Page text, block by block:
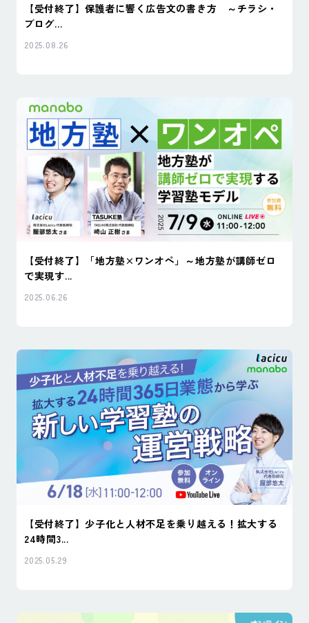
【受付終了】保護者に響く広告文の書き方 ～チラシ・
ブログ...
2025.08.26
【受付終了】「地方塾×ワンオペ」～地方塾が講師ゼロ
で実現す...
2025.06.26
【受付終了】少子化と人材不足を乗り越える！拡大する
24時間3...
2025.05.29